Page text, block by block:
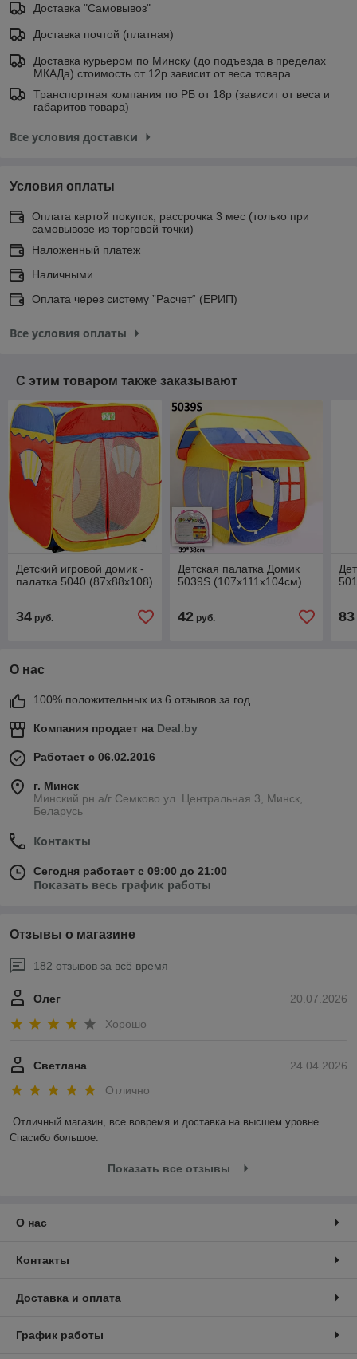
Доставка "Самовывоз"
Доставка почтой (платная)
Доставка курьером по Минску (до подъезда в пределах
МКАДа) стоимость от 12р зависит от веса товара
Транспортная компания по РБ от 18р (зависит от веса и
габаритов товара)
Все условия доставки
Условия оплаты
Оплата картой покупок, рассрочка 3 мес (только при
самовывозе из торговой точки)
Наложенный платеж
Наличными
Оплата через систему ”Расчет“ (ЕРИП)
Все условия оплаты
С этим товаром также заказывают
Детский игровой домик -
палатка 5040 (87х88х108)
34 руб.
Детская палатка Домик
5039S (107х111х104см)
42руб. 83
О нас
100% положительных из 6 отзывов за год
Компания продает на Deal.by
Работает с 06.02.2016
г. Минск
Минский рн а/г Семково ул. Центральная 3, Минск,
Беларусь
Контакты
Сегодня работает с 09:00 до 21:00
Показать весь график работы
Отзывы о магазине
182 отзывов за всё время
20.07.2026
Олег
Хорошо
24.04.2026
Светлана
Отлично
Отличный магазин, все вовремя и доставка на высшем уровне.
Спасибо большое.
Показать все отзывы
О нас
Контакты
Доставка и оплата
График работы